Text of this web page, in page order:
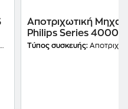
Αποτριχωτική
Philips Series 4000
BRE257/00 Μωβ
Τύπος συσκευής: